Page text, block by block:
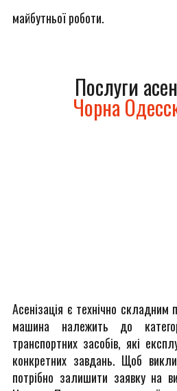
майбутньої роботи.
Послуги
Чорна
Асенізація є технічно складним
машина належить до
транспортних засобів, які
конкретних завдань. Щоб
потрібно залишити заявку на